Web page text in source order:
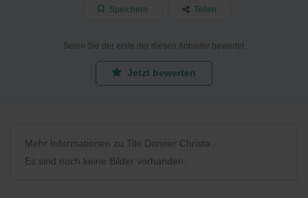
Speichern Teilen
Seien Sie der erste der diesen Anbieter bewertet
Jetzt bewerten
Mehr Informationen zu Tilo Donner Christa
Es sind noch keine Bilder vorhanden.